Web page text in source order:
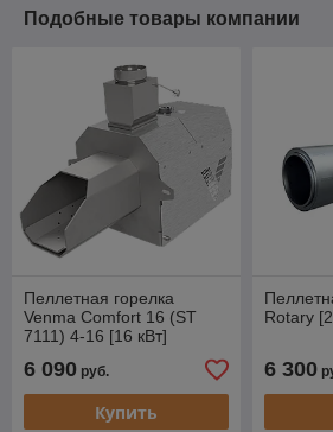
Подобные товары компании
Пеллетная горелка
Venma Comfort 16 (ST
7111) 4-16 [16 кВт]
6 090 руб.
Купить
Rotary
6 300